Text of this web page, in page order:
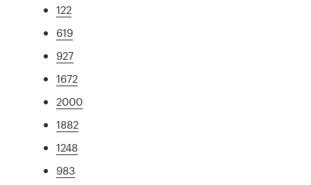
122
619
927
1672
2000
1882
1248
983